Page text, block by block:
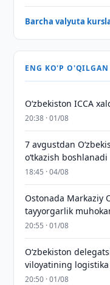
Barcha valyuta
ENG KO'P O'QILGAN
O‘zbekiston ICCA
20:38 · 01/08
7 avgustdan
o‘tkazish boshlanadi
18:45 · 04/08
Ostonada Markaziy
tayyorgarlik
20:55 · 01/08
Oʻzbekiston
viloyatining
20:50 · 01/08